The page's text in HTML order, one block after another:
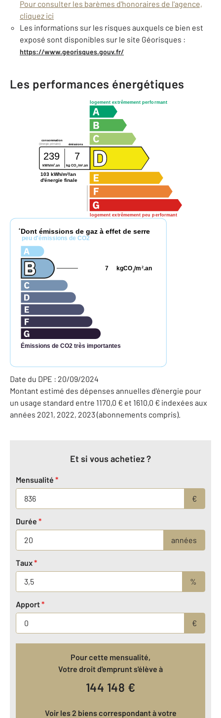
Pour consulter les barèmes d'honoraires de l'agence,
cliquez ici
Les informations sur les risques auxquels ce bien est
exposé sont disponibles sur le site Géorisques :
https://www.georisques.gouv.fr/
Les performances énergétiques
logement extrêmement performant
logement extrêmement peu performant
consommation
émissions
(énergie primaire)
239 7
kWh/m2.an kg CO2 /m2 .an
103 kWh/m²/an
d'énergie finale
* Dont émissions de gaz à effet de serre
peu d'émissions de CO2
Émissions de CO2 très importantes
kgCO2/m 2.an
7
Date du DPE : 20/09/2024
Montant estimé des dépenses annuelles d'énergie pour
un usage standard entre 1170,0 € et 1610,0 € indexées aux
années 2021, 2022, 2023 (abonnements compris).
Et si vous achetiez ?
Mensualité *
€
Durée *
années
Taux*
%
Apport*
€
Pour cette mensualité,
Votre droit d'emprunt s'élève à
144 148 €
Voir les 2 biens correspondant à votre